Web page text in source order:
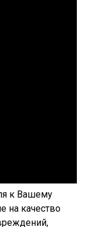
к Вашему
на качество